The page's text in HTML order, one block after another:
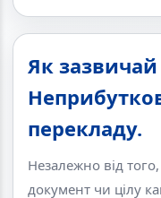
Як
перекладу.
Незалежно від
документ чи цілу